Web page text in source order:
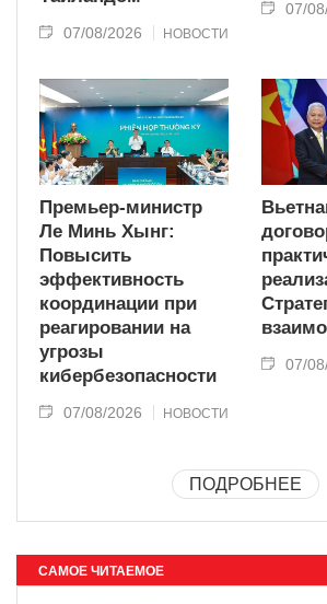
07/08/2026 НОВОСТИ
07/
Премьер-министр
Ле Минь Хынг:
Повысить
эффективность
координации при
реагировании на
угрозы
кибербезопасности
07/08/2026 НОВОСТИ
07/
ПОДРОБНЕЕ
САМОЕ ЧИТАЕМОЕ